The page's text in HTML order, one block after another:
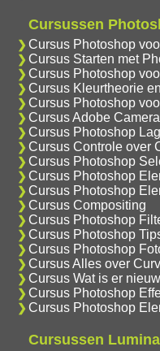
Cursussen
Cursus Photoshop
Cursus Starten met
Cursus Photoshop
Cursus Kleurtheorie
Cursus Photoshop
Cursus Adobe
Cursus Photoshop
Cursus Controle over
Cursus Photoshop
Cursus Photoshop
Cursus Photoshop
Cursus Compositing
Cursus Photoshop
Cursus Photoshop
Cursus Photoshop
Cursus Alles over
Cursus Wat is er
Cursus Photoshop
Cursus Photoshop
Cursussen